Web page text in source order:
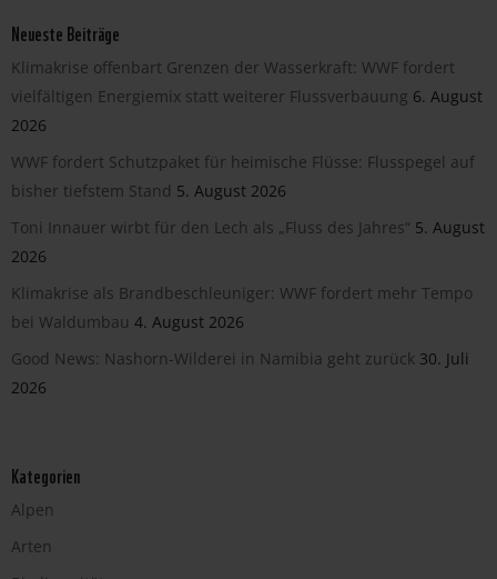
Neueste Beiträge
Klimakrise offenbart Grenzen der Wasserkraft: WWF fordert
vielfältigen Energiemix statt weiterer Flussverbauung 6. August
2026
WWF fordert Schutzpaket für heimische Flüsse: Flusspegel auf
bisher tiefstem Stand 5. August 2026
Toni Innauer wirbt für den Lech als „Fluss des Jahres“ 5. August
2026
Klimakrise als Brandbeschleuniger: WWF fordert mehr Tempo
bei Waldumbau 4. August 2026
Good News: Nashorn-Wilderei in Namibia geht zurück 30. Juli
2026
Kategorien
Alpen
Arten